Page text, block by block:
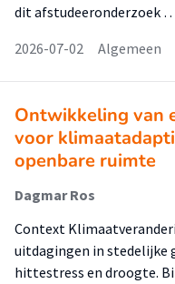
dit afstudeeronderzoek
2026-07-02
Algemeen
Ontwikkeling van
voor
openbare ruimte
Dagmar Ros
Context
uitdagingen in stedelijke
hittestress en droogte.